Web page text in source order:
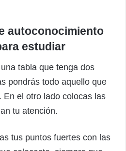
autoconocimiento
estudiar
tabla que tenga dos
pondrás todo aquello que
En el otro lado colocas las
tu atención.
tus puntos fuertes con las